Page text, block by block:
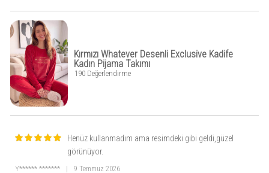
Kırmızı Whatever Desenli Exclusive Kadife
Kadın Pijama Takımı
190 Değerlendirme
Henüz kullanmadım ama resimdeki gibi geldi,güzel
görünüyor.
Y****** ******* 9 Temmuz 2026